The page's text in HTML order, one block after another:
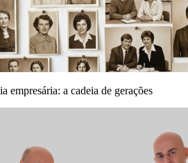
empresária: a cadeia de gerações